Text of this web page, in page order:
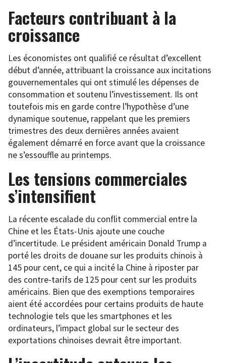
Facteurs contribuant à la
croissance
Les économistes ont qualifié ce résultat d’excellent
début d’année, attribuant la croissance aux incitations
gouvernementales qui ont stimulé les dépenses de
consommation et soutenu l’investissement. Ils ont
toutefois mis en garde contre l’hypothèse d’une
dynamique soutenue, rappelant que les premiers
trimestres des deux dernières années avaient
également démarré en force avant que la croissance
ne s’essouffle au printemps.
Les tensions commerciales
s’intensifient
La récente escalade du conflit commercial entre la
Chine et les États-Unis ajoute une couche
d’incertitude. Le président américain Donald Trump a
porté les droits de douane sur les produits chinois à
145 pour cent, ce qui a incité la Chine à riposter par
des contre-tarifs de 125 pour cent sur les produits
américains. Bien que des exemptions temporaires
aient été accordées pour certains produits de haute
technologie tels que les smartphones et les
ordinateurs, l’impact global sur le secteur des
exportations chinoises devrait être important.